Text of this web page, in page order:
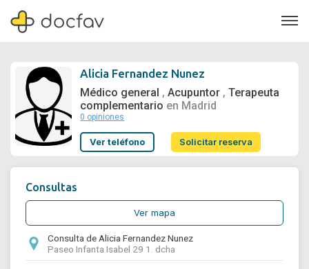
Quiénes somos
Alicia Fernandez Nunez
Médico general ,Acupuntor , Terapeuta
complementario en Madrid
0 opiniones
Ver teléfono Solicitar reserva
Consultas
Ver mapa
Consulta de Alicia Fernandez Nunez
Paseo Infanta Isabel 29 1. dcha